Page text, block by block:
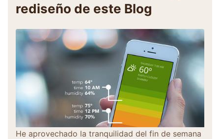
rediseño de este Blog
He aprovechado la tranquilidad del fin de semana